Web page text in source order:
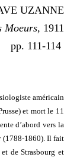
UZANNE
Moeurs, 1911
pp. 111-114
américain
et mort le 11
d’abord vers la
(1788-1860). Il fait
de Strasbourg et